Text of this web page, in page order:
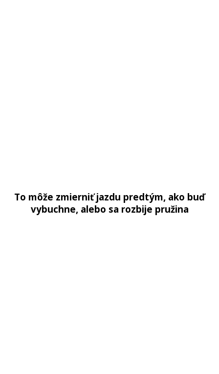
To môže zmierniť jazdu predtým, ako buď
vybuchne, alebo sa rozbije pružina